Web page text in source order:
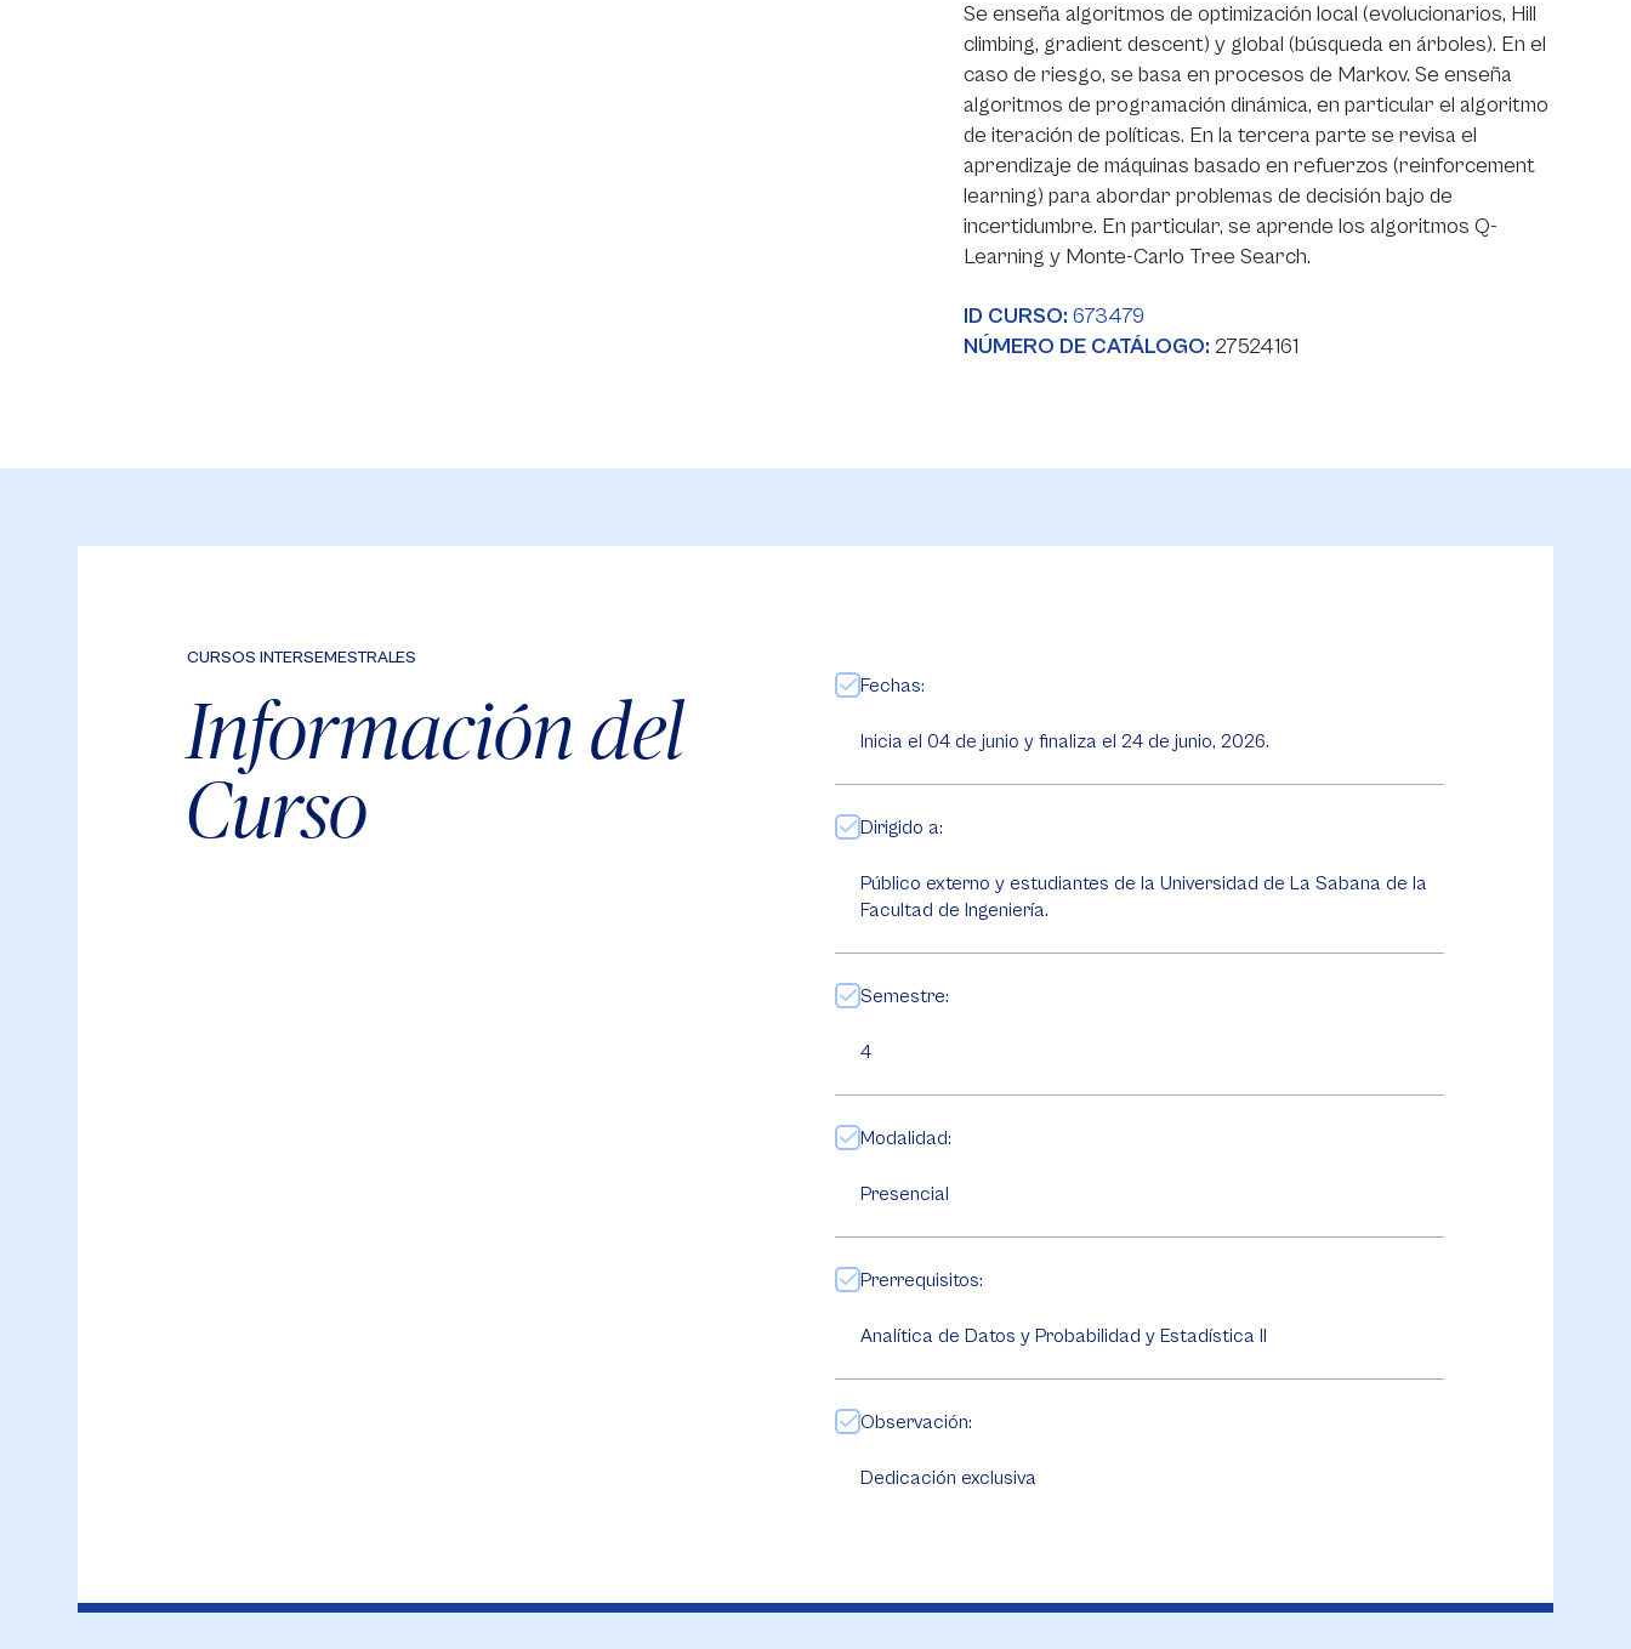
Se enseña algoritmos de optimización local (evolucionarios, Hill
climbing, gradient descent) y global (búsqueda en árboles). En el
caso de riesgo, se basa en procesos de Markov. Se enseña
algoritmos de programación dinámica, en particular el algoritmo
de iteración de políticas. En la tercera parte se revisa el
aprendizaje de máquinas basado en refuerzos (reinforcement
learning) para abordar problemas de decisión bajo de
incertidumbre. En particular, se aprende los algoritmos Q-
Learning y Monte-Carlo Tree Search.
ID CURSO: 673479
NÚMERO DE CATÁLOGO: 27524161
CURSOS INTERSEMESTRALES
Información del
Curso
Fechas:
Inicia el 04 de junio y finaliza el 24 de junio, 2026.
Dirigido a:
Público externo y estudiantes de la Universidad de La Sabana de la
Facultad de Ingeniería.
Semestre:
4
Modalidad:
Presencial
Prerrequisitos:
Analítica de Datos y Probabilidad y Estadística II
Observación:
Dedicación exclusiva